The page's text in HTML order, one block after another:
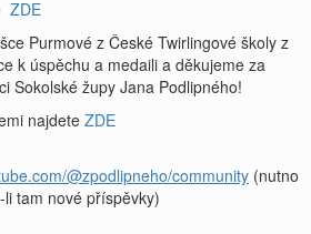
ZDE
Purmové z České Twirlingové školy z
k úspěchu a medaili a děkujeme za
Sokolské župy Jana Podlipného!
najdete ZDE
@zpodlipneho/community (nutno
tam nové příspěvky)